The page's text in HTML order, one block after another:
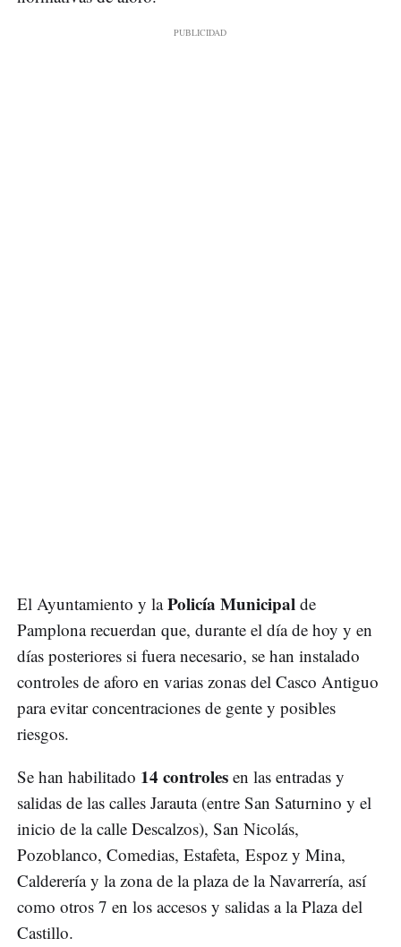
El Ayuntamiento y laPolicía Municipal de
Pamplona recuerdan que, durante el día de hoy y en
días posteriores si fuera necesario, se han instalado
controles de aforo en varias zonas del Casco Antiguo
para evitar concentraciones de gente y posibles
riesgos.
Se han habilitado 14 controles en las entradas y
salidas de las calles Jarauta (entre San Saturnino y el
inicio de la calle Descalzos), San Nicolás,
Pozoblanco, Comedias, Estafeta, Espoz y Mina,
Calderería y la zona de la plaza de la Navarrería, así
como otros 7 en los accesos y salidas a la Plaza del
Castillo.